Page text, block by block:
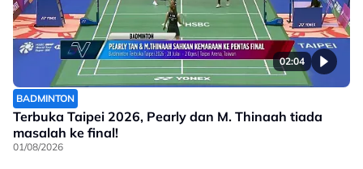
02:04
BADMINTON
Terbuka Taipei 2026, Pearly dan M. Thinaah tiada
masalah ke final!
01/08/2026